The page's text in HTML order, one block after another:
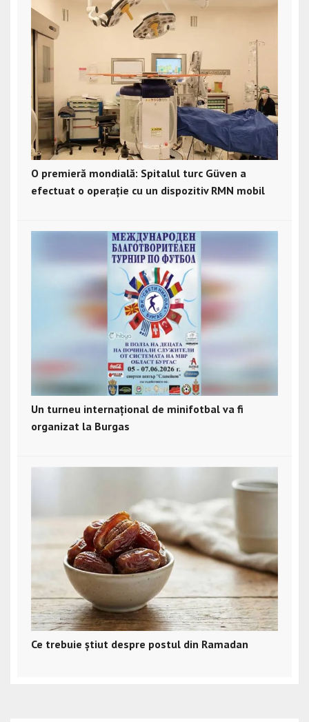
O premieră mondială: Spitalul turc Güven a
efectuat o operație cu un dispozitiv RMN mobil
Un turneu internațional de minifotbal va fi
organizat la Burgas
Ce trebuie știut despre postul din Ramadan